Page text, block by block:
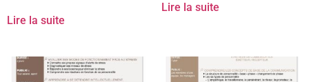
Lire la suite
Lire la suite